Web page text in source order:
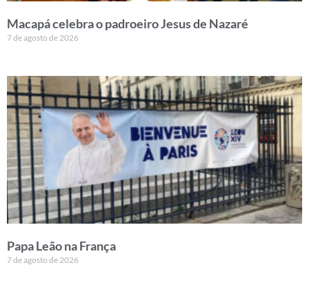
Macapá celebra o padroeiro Jesus de Nazaré
7 de agosto de 2026
Papa Leão na França
7 de agosto de 2026